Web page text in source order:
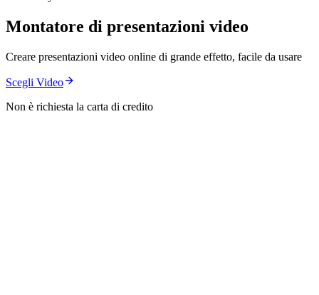
Montatore di presentazioni video
Creare presentazioni video online di grande effetto, facile da usare
Scegli Video
Non è richiesta la carta di credito